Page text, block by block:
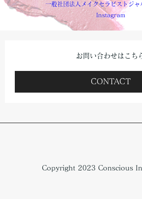
一般社団法人メイクセラピストジャ
Instagram
お問い合わせはこち
CONTACT
Copyright 2023 Conscious